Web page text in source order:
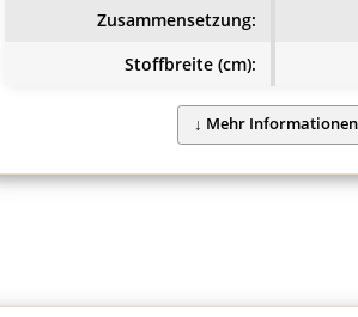
Zusammensetzung:
Stoffbreite (cm):